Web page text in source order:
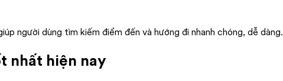
người dùng tìm kiếm điểm đến và hướng đi nhanh chóng, dễ dàng.
nhất hiện nay